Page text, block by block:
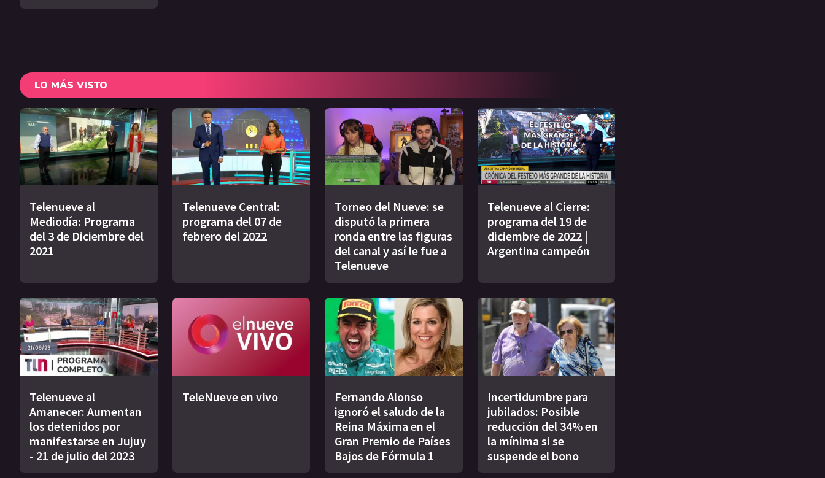
LO MÁS VISTO
Telenueve al
Mediodía: Programa
del 3 de Diciembre del
2021
Telenueve Central:
programa del 07 de
febrero del 2022
Torneo del Nueve: se
disputó la primera
ronda entre las figuras
del canal y así le fue a
Telenueve
Telenueve al Cierre:
programa del 19 de
diciembre de 2022 |
Argentina campeón
Telenueve al
Amanecer: Aumentan
los detenidos por
manifestarse en Jujuy
- 21 de julio del 2023
TeleNueve en vivo
Fernando Alonso
ignoró el saludo de la
Reina Máxima en el
Gran Premio de Países
Bajos de Fórmula 1
Incertidumbre para
jubilados: Posible
reducción del 34% en
la mínima si se
suspende el bono